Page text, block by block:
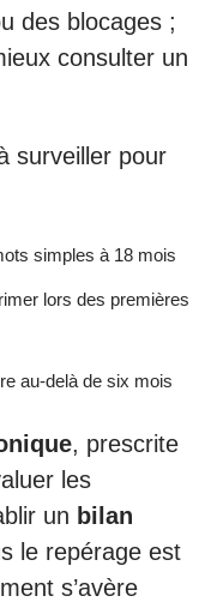
des blocages ;
consulter un
surveiller pour
simples à 18 mois
lors des premières
au-delà de six mois
, prescrite
les
un bilan
le repérage est
s’avère